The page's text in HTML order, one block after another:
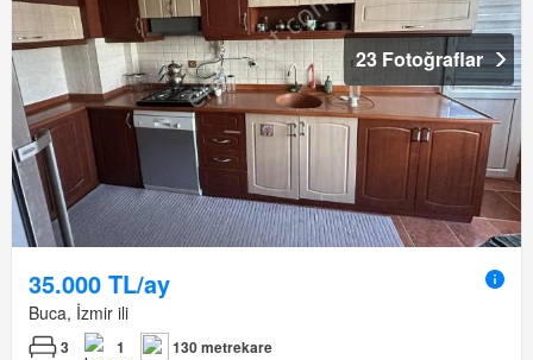
23 Fotoğraflar
35.000 TL/ay
Buca, İzmir ili
3 1 130 metrekare